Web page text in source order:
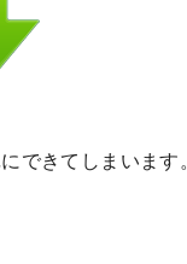
できてしまいます。